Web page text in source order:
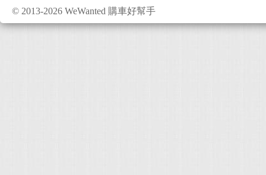
© 2013-2026 WeWanted 購車好幫手